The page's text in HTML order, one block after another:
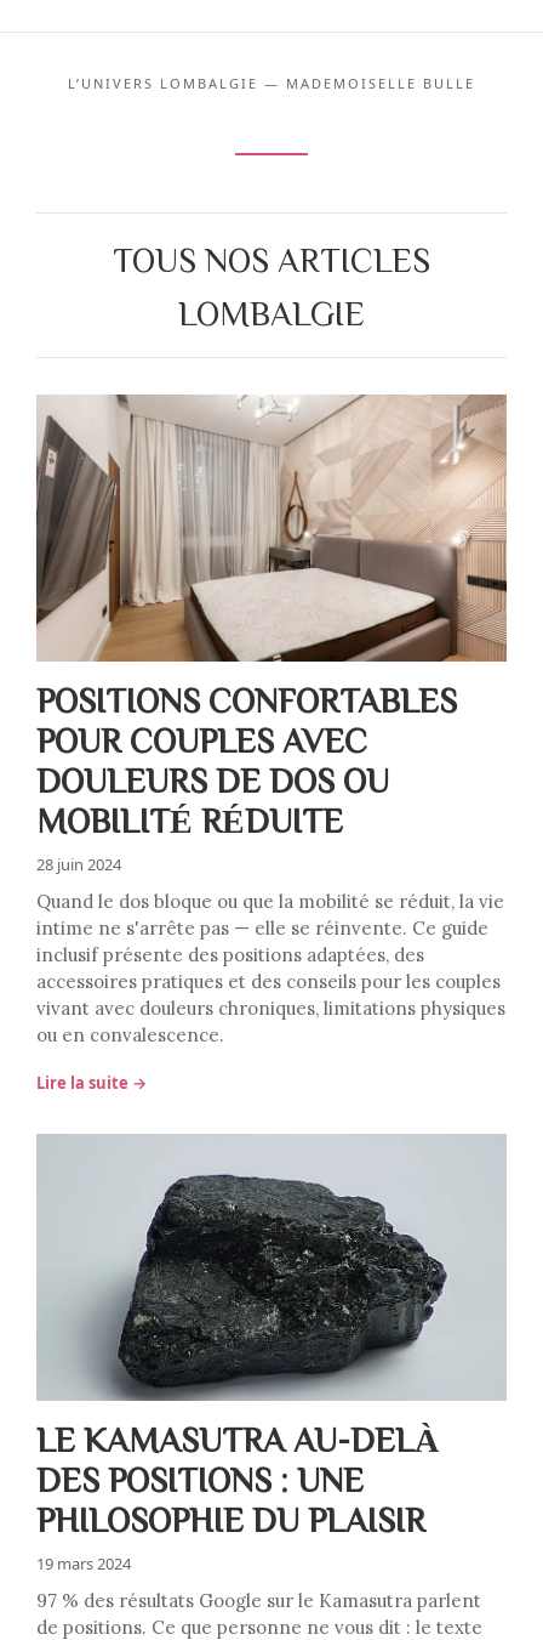
L’UNIVERS LOMBALGIE — MADEMOISELLE BULLE
TOUS NOS ARTICLES
LOMBALGIE
POSITIONS CONFORTABLES
POUR COUPLES AVEC
DOULEURS DE DOS OU
MOBILITÉ RÉDUITE
28 juin 2024
Quand le dos bloque ou que la mobilité se réduit, la vie
intime ne s'arrête pas — elle se réinvente. Ce guide
inclusif présente des positions adaptées, des
accessoires pratiques et des conseils pour les couples
vivant avec douleurs chroniques, limitations physiques
ou en convalescence.
Lire la suite →
LE KAMASUTRA AU-DELÀ
DES POSITIONS : UNE
PHILOSOPHIE DU PLAISIR
19 mars 2024
97 % des résultats Google sur le Kamasutra parlent
de positions. Ce que personne ne vous dit : le texte